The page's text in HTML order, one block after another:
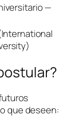
—
que deseen: